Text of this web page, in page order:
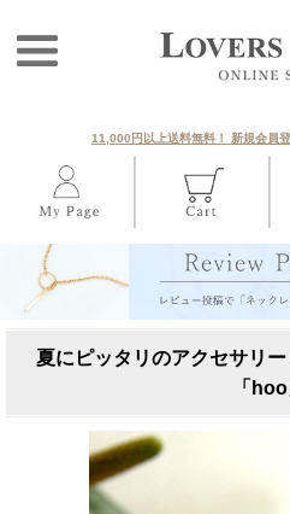
11,000円以上送料無料！ 新規会員
夏にピッタリのアクセサリ
「hoo